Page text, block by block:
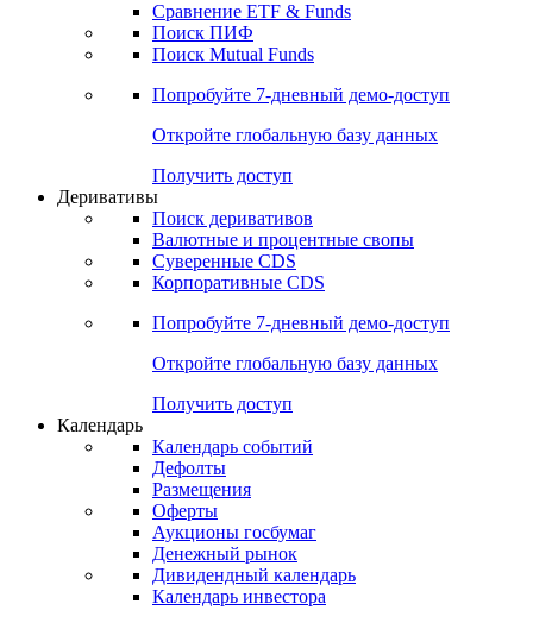
Получить доступ
ETF & Funds
Сравнение ETF & Funds
Поиск Mutual Funds
Попробуйте7-дневный
Откройте глобальную базу данных
Получить доступ
Деривативы
Валютные и процентные свопы
Корпоративные CDS
Попробуйте7-дневный
Откройте глобальную базу данных
Получить доступ
Календарь
Календарь событий
Дефолты
Размещения
Оферты